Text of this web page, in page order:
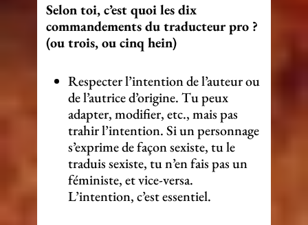
Selon toi, c’est quoi les dix
commandements du traducteur pro ?
(ou trois, ou cinq hein)
Respecter l’intention de l’auteur ou
de l’autrice d’origine. Tu peux
adapter, modifier, etc., mais pas
trahir l’intention. Si un personnage
s’exprime de façon sexiste, tu le
traduis sexiste, tu n’en fais pas un
féministe, et vice-versa.
L’intention, c’est essentiel.